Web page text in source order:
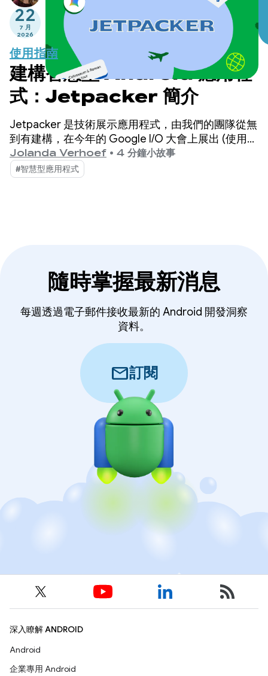
22
7 月
2026
使用指南
建構智慧型 Android 應用程
式：Jetpacker 簡介
Jetpacker 是技術展示應用程式，由我們的團隊從無
到有建構，在今年的 Google I/O 大會上展出 (使用
Antigravity 建構)。Jetpacker 的核心功能是協助使
用者規劃、探索及享受下一次的重大冒險。
Jolanda Verhoef • 4 分鐘小故事
#智慧型應用程式
隨時掌握最新消息
每週透過電子郵件接收最新的 Android 開發洞察
資料。
mail訂閱
深入瞭解 ANDROID
Android
企業專用 Android